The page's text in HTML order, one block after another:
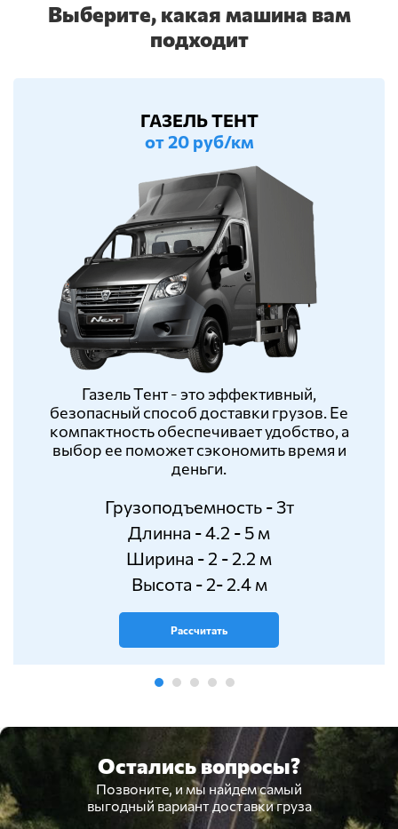
Выберите, какая машина вам
подходит
ГАЗЕЛЬ ТЕНТ
от 20 руб/км
Газель Тент - это эффективный,
безопасный способ доставки грузов. Ее
компактность обеспечивает удобство, а
выбор ее поможет сэкономить время и
деньги.
Грузоподъемность - 3т
Длинна - 4.2 - 5 м
Ширина - 2 - 2.2 м
Высота - 2- 2.4 м
Рассчитать
Остались вопросы?
Позвоните, и мы найдем самый
выгодный вариант доставки груза